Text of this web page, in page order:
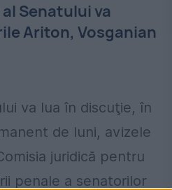
Senatului va
Ariton, Vosganian
va lua în discuţie, în
de luni, avizele
juridică pentru
penale a senatorilor